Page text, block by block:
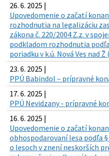
26. 6. 2025 |
Upovedomenie o začatí
rozhodnutia na legalizáciu
zákona č. 220/2004 Z.z. v
podkladom rozhodnutia podľa
poriadku v k.ú. Nová Ves nad Ž
23. 6. 2025 |
PPÚ Babindol – prípravné
17. 6. 2025 |
PPÚ Nevidzany - prípravné
16. 6. 2025 |
Upovedomenie o začatí
obhospodarovaní lesa podľa §
o lesoch v znení neskorších